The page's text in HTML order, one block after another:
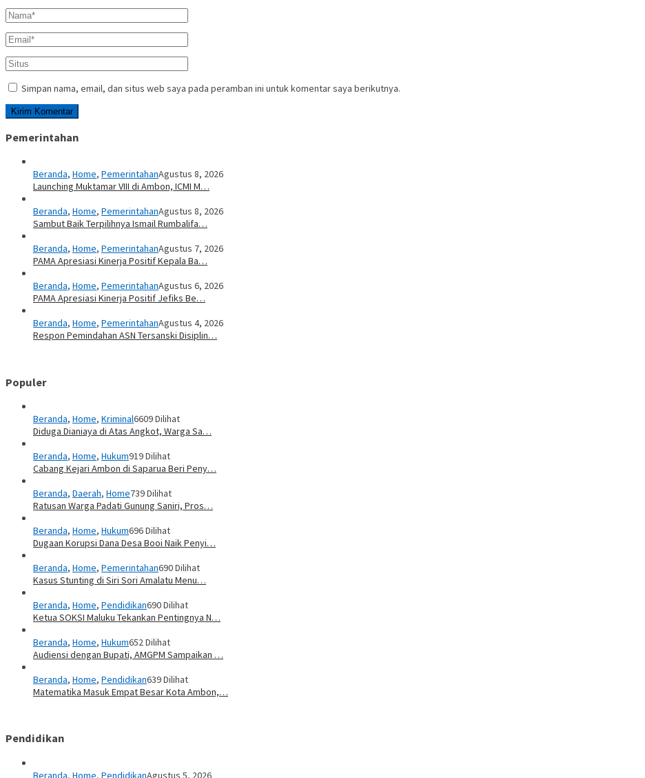
Simpan nama, email, dan situs web saya pada peramban ini untuk komentar saya berikutnya.
Pemerintahan
Beranda, Home, PemerintahanAgustus 8, 2026
Launching Muktamar VIII di Ambon, ICMI M…
Beranda, Home, PemerintahanAgustus 8, 2026
Sambut Baik Terpilihnya Ismail Rumbalifa…
Beranda, Home, PemerintahanAgustus 7, 2026
PAMA Apresiasi Kinerja Positif Kepala Ba…
Beranda, Home, PemerintahanAgustus 6, 2026
PAMA Apresiasi Kinerja Positif Jefiks Be…
Beranda, Home, PemerintahanAgustus 4, 2026
Respon Pemindahan ASN Tersanski Disiplin…
Populer
Beranda, Home, Kriminal6609 Dilihat
Diduga Dianiaya di Atas Angkot, Warga Sa…
Beranda, Home, Hukum919 Dilihat
Cabang Kejari Ambon di Saparua Beri Peny…
Beranda, Daerah, Home739 Dilihat
Ratusan Warga Padati Gunung Saniri, Pros…
Beranda, Home, Hukum696 Dilihat
Dugaan Korupsi Dana Desa Booi Naik Penyi…
Beranda, Home, Pemerintahan690 Dilihat
Kasus Stunting di Siri Sori Amalatu Menu…
Beranda, Home, Pendidikan690 Dilihat
Ketua SOKSI Maluku Tekankan Pentingnya N…
Beranda, Home, Hukum652 Dilihat
Audiensi dengan Bupati, AMGPM Sampaikan …
Beranda, Home, Pendidikan639 Dilihat
Matematika Masuk Empat Besar Kota Ambon,…
Pendidikan
Beranda, Home, PendidikanAgustus 5, 2026